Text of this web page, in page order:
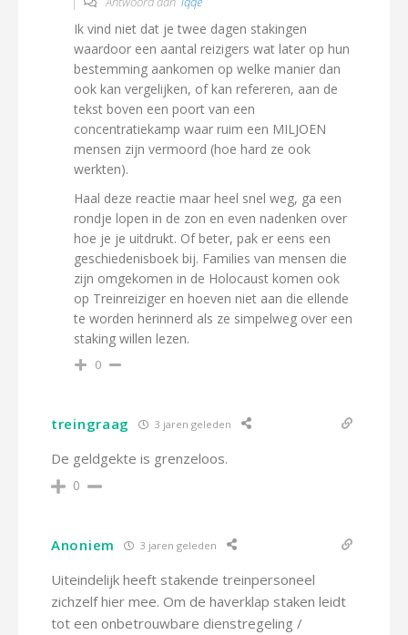
Ik vind niet dat je twee dagen stakingen
waardoor een aantal reizigers wat later op hun
bestemming aankomen op welke manier dan
ook kan vergelijken, of kan refereren, aan de
tekst boven een poort van een
concentratiekamp waar ruim een MILJOEN
mensen zijn vermoord (hoe hard ze ook
werkten).
Haal deze reactie maar heel snel weg, ga een
rondje lopen in de zon en even nadenken over
hoe je je uitdrukt. Of beter, pak er eens een
geschiedenisboek bij. Families van mensen die
zijn omgekomen in de Holocaust komen ook
op Treinreiziger en hoeven niet aan die ellende
te worden herinnerd als ze simpelweg over een
staking willen lezen.
0
treingraag 3 jaren geleden
De geldgekte is grenzeloos.
0
Anoniem 3 jaren geleden
Uiteindelijk heeft stakende treinpersoneel
zichzelf hier mee. Om de haverklap staken leidt
tot een onbetrouwbare dienstregeling /